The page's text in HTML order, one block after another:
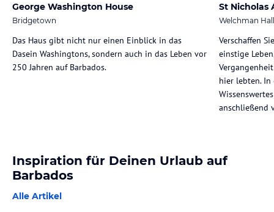
George Washington House
Bridgetown
Das Haus gibt nicht nur einen Einblick in das
Dasein Washingtons, sondern auch in das Leben vor
250 Jahren auf Barbados.
St Nicholas
Welchman Hall
Verschaffen
einstige
hier lebten. In
anschließend
Inspiration für Deinen Urlaub auf
Barbados
Alle Artikel